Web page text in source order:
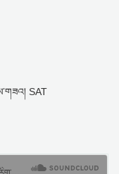
SAT